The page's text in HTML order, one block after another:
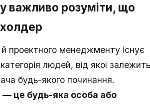
важливо розуміти, що
й проектного менеджменту існує
людей, від якої залежить
будь-якого починання.
це будь-яка особа або